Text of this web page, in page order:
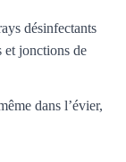
désinfectants
et jonctions de
dans l’évier,